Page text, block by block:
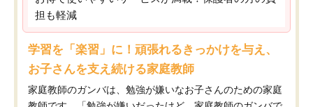
担も軽減
学習を「楽習」に！頑張れるきっかけを与え、
お子さんを支え続ける家庭教師
家庭教師のガンバは、勉強が嫌いなお子さんのための家庭